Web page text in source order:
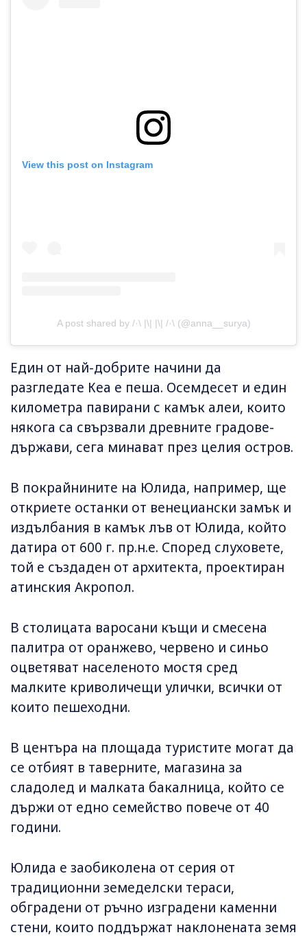
View this post on Instagram
A post shared by /·\ |\| |\| /·\ (@anna__surya)
Един от най-добрите начини да
разгледате Кеа е пеша. Осемдесет и един
километра павирани с камък алеи, които
някога са свързвали древните градове-
държави, сега минават през целия остров.
В покрайнините на Юлида, например, ще
откриете останки от венециански замък и
издълбания в камък лъв от Юлида, който
датира от 600 г. пр.н.е. Според слуховете,
той е създаден от архитекта, проектиран
атинския Акропол.
В столицата варосани къщи и смесена
палитра от оранжево, червено и синьо
оцветяват населеното мостя сред
малките криволичещи улички, всички от
които пешеходни.
В центъра на площада туристите могат да
се отбият в таверните, магазина за
сладолед и малката бакалница, който се
държи от едно семейство повече от 40
години.
Юлида е заобиколена от серия от
традиционни земеделски тераси,
обградени от ръчно изградени каменни
стени, които поддържат наклонената земя